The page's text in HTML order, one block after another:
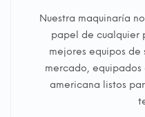
Nuestra maquinaría
papel de cualquier
mejores equipos de
mercado,
americana listos